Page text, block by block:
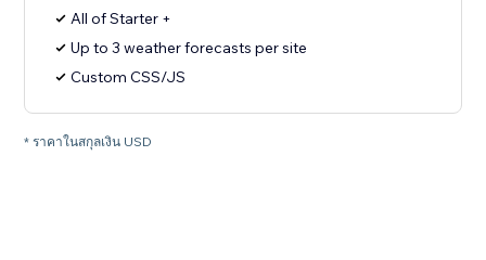
All of Starter +
Up to 3 weather forecasts per site
Custom CSS/JS
* ราคาในสกุลเงิน USD